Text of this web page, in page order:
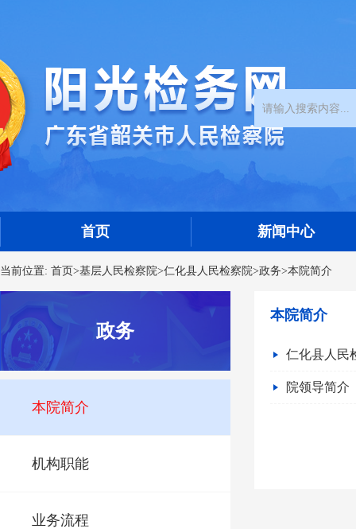
首页 新闻中心
当前位置: 首页>基层人民检察院>仁化县人民检察院>政务>本院简介
政务
本院简介
机构职能
业务流程
本院简介
仁化县人民
院领导简介